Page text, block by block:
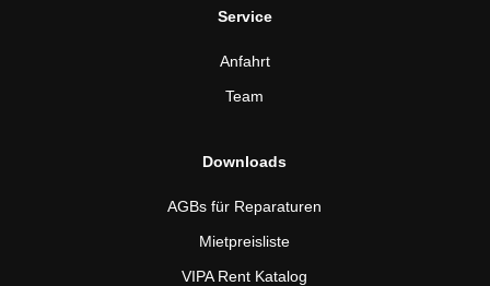
Service
Anfahrt
Team
Downloads
AGBs für Reparaturen
Mietpreisliste
VIPA Rent Katalog